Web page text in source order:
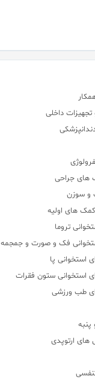
تجهیزات داخلی
دندانپزشکی
های جراحی
و سوزن
های اولیه
تروما
فک و صورت و جمجمه
استخوانی پا
استخوانی ستون فقرات
طب ورزشی
پنبه
های ارتوپدی